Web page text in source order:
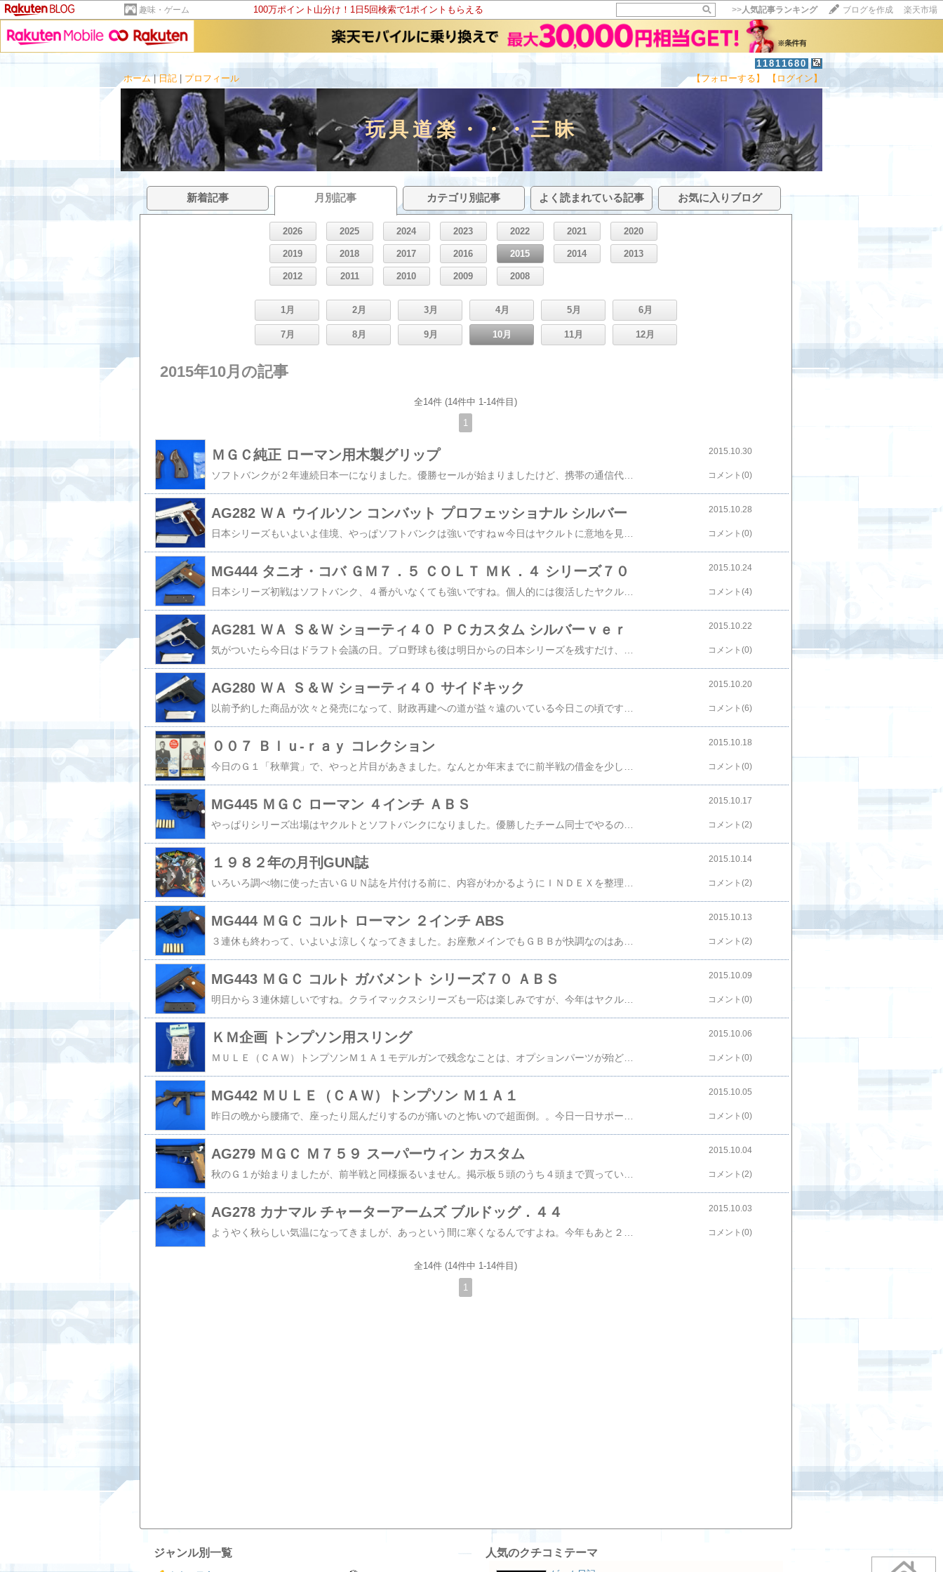
趣味・ゲーム 100万ポイント山分け！1日5回検索で1ポイントもらえる >>人気記事ランキング ブログを作成 楽天市場
11811680
ホーム|日記 プロフィール 【フォローする】 【ログイン】
玩具道楽・・・三昧
新着記事 月別記事 カテゴリ別記事 よく読まれている記事 お気に入りブログ
2026 2025 2024 2023 2022 2021 2020
2019 2018 2017 2016 2015 2014 2013
2012 2011 2010 2009 2008
1月 2月 3月 4月 5月 6月
7月 8月 9月 10月 11月 12月
2015年10月の記事
全14件 (14件中 1-14件目)
1
ＭＧＣ純正 ローマン用木製グリップ
ソフトバンクが２年連続日本一になりました。優勝セールが始まりましたけど、携帯の通信代の割引とかは無いのかな。さて今回は探し当てた「ＭＧＣ純正 ローマン用木製グリップ」です。御徒町のニューＭＧＣで購入したのは、なんとなく憶えていますが恐らく９０年代半ばでしょうか。それまで、ローマンは購入していなかったのでＳＲＨＷモデルの購入後かもしれません。ＭＧＣの木グリは９０年代以降、レーザー加工仕様になったのか、チェッカリング加工が精密になったり、木グリ自体の厚みが薄く握りやすくなったり、デキが格段に良くなっていました。固定スライドガスガン用が多かったですけれど、モデルガン用も新たに発売されていましたね。このローマン用もそのうちの一つで、パイソンやトルーパー等のリボルバー用のチェッカリング入りの木グリもこの時期に幾つか作られていたと思います。ローマンなどの古い設計のリボルバーはグリップ部の肉厚があるため、木グリ自体は裏側が抉られて薄く作られているのが特徴です。この木製グリップも厚みが無いので、スクリューの締め付けには注意が必要そうです。さすがに最近のものではないので、多少木グリのバックストラップ部を削婁必要がありましたが、純正グリップなのでサイズ等はピッタリです。バレルシュラウドのないローマンはマーブル調のプラグリップの印象が強いですけど、やっぱり木グリにした方が格好良いですね。昔からの、一番手っ取り早いドレスアップです。ＣＡＷからはスクエアパッドのグリップが発売されていたので、今のうちに４インチ用に入手しておこうかな。確かＭＧＣのはラウンド用だけだったはずだし、木グリ等は品切れになるとなかなか再販されないですからね。今日はここまで！！！！！！新しくトイガンサイト始めました→お座敷SHOOTERS.comフェイスブックページ始めました→お座敷シューターのトイガン日記人気ブログランキングへ←ポチッとお願いします
2015.10.30
コメント(0)
AG282 ＷＡ ウイルソン コンバット プロフェッショナル シルバー 2015.10.28
コメント(0)
MG444 タニオ・コバ ＧＭ７．５ ＣＯＬＴ ＭＫ．４ シリーズ７０
日本シリーズ初戦はソフトバンク、４番がいなくても強いですね。個人的には復活したヤクルトの館山に頑張って欲しいんですが、さてどうなるか。さて今回は「タニオ・コバ ＧＭ７．５ ＣＯＬＴ ＭＫ．４ シリーズ７０」モデルガンです。ＧＭ７発売から６年経って、やっと念願のノーマルガバメントが発売されました。スライド自体は昨年ぐらいからイベントで単品パーツとして販売していましたが、その頃はフレーム他の金型製作までは難しいと言っていたので、完成して何よりです。ＭＧＣのＧＭ５以降、コマーシャルガバと言えばシリーズ７０というイメージが染みついているので、タニコバからの発売は正直嬉しいですね。クッキリし過ぎのスライド刻印も新鮮に感じるから、主観なんていい加減なものです。ノーマルガバのスライドやフレーム等の外部パーツだけでなく、新型のポリマーＣＰカートリッジを開発する等、快調なＢＬＫ作動を追求しているのはＧＭ７からの一貫した姿勢ですね。リアサイトがスライドと一体化していたり表面仕上げが樹脂素材そのままだったりと、各所にローコストを感じる部分もありますが、コルトの商標を取って販売価格をＧＭ７シリーズよりも１万近く下げているのは大したものです。個人的にはこれでも発火しづらい価格ですけれど、撃っても破損しないタニコバガバなので暇を見つけて発火に踏み切ります。ポリマーＣＰカートを早く試してみたいですね。今日はここまでタニオ・コバ ＧＭ７．５ ＣＯＬＴ ＭＫ．４ シリーズ７０の詳しいレビュー記事はこちら新しくトイガンサイト始めました→お座敷SHOOTERS.comフェイスブックページ始めました→お座敷シューターのトイガン日記人気ブログランキングへ←ポチッとお願いします
2015.10.24
コメント(4)
AG281 ＷＡ Ｓ＆Ｗ ショーティ４０ ＰＣカスタム シルバーｖｅｒ 2015.10.22
コメント(0)
AG280 ＷＡ Ｓ＆Ｗ ショーティ４０ サイドキック 2015.10.20
コメント(6)
００７ Ｂｌｕ-ｒａｙ コレクション 2015.10.18
コメント(0)
MG445 ＭＧＣ ローマン ４インチ ＡＢＳ
やっぱりシリーズ出場はヤクルトとソフトバンクになりました。優勝したチーム同士でやるのが日本シリーズですから妥当ですよね。今回はソフトバンクの方が強そうな気がします。さて今回は「ＭＧＣ ローマン ４インチ ＡＢＳ」モデルガンです。これはＣＡＷからリバイバル版が発売された頃に、価格に納得できなかったのでオクで中古を探して購入したものです。ＡＢＳ時代の未発火モノですが４インチは２インチに比べて人気がないようで、当時の定価で入手できました。４インチモデルは初入手だったのですが、グリップがスクエアタイプで２インチと異なっているのを初めて知りました。当時は売れていたせいかバリエにも手がかかっていますね。実銃用や木グリを付けた方が価格を抑えられる昨今とは作る量の桁が違うんでしょうね。入手モデルは「ＳＰＧマーク」施行長後のモノらしく、バレルインサートが目立つ形状になっています。これを見て、昔の専門誌かＭＧＣ店頭のチラシに安全対策上云々と説明が書かれていたのを思い出しました。不評だったためか直ぐに改訂されたようで、後期のＳＰＧモデルには見られません。同様の対策にコルト３２オートの金色のバレルブッシングがあったのを憶えています。ＭＧＣのローマンとかパイソンあたりの古めのモデルは、個人的にＡＢＳの方が好みです。当時のイメージが残っていることもありますが、ＡＢＳの地肌がキレイなんですよね。特に中古を入手した時は補修も簡単というメリットもありますし。よく考えるとＡＢＳ地肌のモデルガンが発売されていたのは９０年半ば頃までだから、そろそろＭＧＣのモデルガンも骨董に近いジャンルになってきたってことですかね。今日はここまで！！！！！新しくトイガンサイト始めました→お座敷SHOOTERS.comフェイスブックページ始めました→お座敷シューターのトイガン日記人気ブログランキングへ←ポチッとお願いします
2015.10.17
コメント(2)
１９８２年の月刊GUN誌 2015.10.14
コメント(2)
MG444 ＭＧＣ コルト ローマン ２インチ ABS 2015.10.13
コメント(2)
MG443 ＭＧＣ コルト ガバメント シリーズ７０ ＡＢＳ
明日から３連休嬉しいですね。クライマックスシリーズも一応は楽しみですが、今年はヤクルトに勝てる気がしないので、阪神に勝ててもね。さて今回は「ＭＧＣ コルト ガバメント シリーズ７０ ＡＢＳ」モデルガンです。以前中古で入手したスモールカート時代のガバメントですが、どこかのショップカスタムらしく表面は塗装の後にサイドポリッシュ仕上げになっています。サイドポリッシュのおかげでスライド左右の刻印は薄くなっていますが、目立つ傷も無く綺麗な仕上がりを保っています。またトリガーとハンマー以外の金属パーツはメッキがかけられているようなので、ポリッシュされていないフレーム部分の塗装面との色合いも良い感じに仕上がっています。恐らく当時のオリジナルと思える木製グリップ（ＭＧＣ純正のようですが）も付属していたので、かなり完成度の高い塗装カスタムだったと思われます。恐らく販売時では手が出せない価格だったんでしょうね。ＧＢＢのガバを空撃ちで作動させるのも楽しいですけど、仕上げが良いモデルガンを手にして眺めるのも、別の楽しさがあって良いものですね。今日はここまで！！！！！！新しくトイガンサイト始めました→お座敷SHOOTERS.comフェイスブックページ始めました→お座敷シューターのトイガン日記人気ブログランキングへ←ポチッとお願いします
2015.10.09
コメント(0)
ＫＭ企画 トンプソン用スリング
ＭＵＬＥ（ＣＡＷ）トンプソンＭ１Ａ１モデルガンで残念なことは、オプションパーツが殆ど存在しないことです。予備マガジンやカートは発売時にある程度の数が用意されたようですが、現時点では流通在庫があるか無いかの状態のようですし、昔と違ってオイラーやスリングもメーカーからの発売はありません。トンプソンのイメージはスリング付だと刷り込まれているので、探してみました。今回入手したのは「ＫＭ企画製のトンプソン用スリング」で、金具や形状も実銃用スリングに近い上にコスパも良く、何よりの入手しやすいのが決め手でした。金具はサンドブラストっぽい光沢の無い仕上げの方が好みだったり、スリングの布にもう少し厚みが欲しい気もしますが、あくまで個人の好みの問題です。取付は若干の工夫（スイベルリングに金具を一旦咬ませてから通す）が必要ですが、純正スリングでなくても問題無く取り付けできました。この状態だと、構えたときに気持ちスリングが短い気がします。基本的に長さの調整機能は無いので、スリングのリングに止めている金具を直接スイベルリングに止めることで、長さを伸ばすことが出来るようになっています。そうすると今度は肩掛け時には長過ぎる感じなので、どちらかを選ぶしか無さそうです。結局、短そうですが収まりの良い精機の取付に落ち着きました。今日はここまで！！！！！！▶ ＭＵＬＥ（ＣＡＷ）トンプソンＭ１Ａ１の詳しいレビュー記事はこちら新しくトイガンサイト始めました→お座敷SHOOTERS.comフェイスブックページ始めました→お座敷シューターのトイガン日記人気ブログランキングへ←ポチッとお願いします
2015.10.06
コメント(0)
MG442 ＭＵＬＥ（ＣＡＷ）トンプソン Ｍ１Ａ１ 2015.10.05
コメント(0)
AG279 ＭＧＣ Ｍ７５９ スーパーウィン カスタム 2015.10.04
コメント(2)
AG278 カナマル チャーターアームズ ブルドッグ．４４ 2015.10.03
コメント(0)
全14件 (14件中 1-14件目)
1
ジャンル別一覧 人気のクチコミテーマ